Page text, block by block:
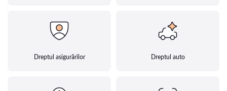
Dreptul asigurărilor Dreptul auto